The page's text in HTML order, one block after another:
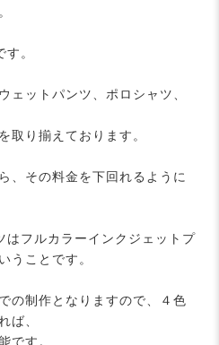
。
ェットパンツ、ポロシャツ、
取り揃えております。
、その料金を下回れるように
はフルカラーインクジェットプ
うことです。
の制作となりますので、４色
ば、
です。